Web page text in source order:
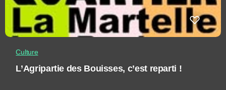
Culture
L’Agripartie des Bouisses, c’est reparti !